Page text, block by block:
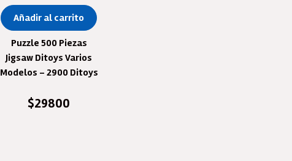
Añadir al carrito
Puzzle 500 Piezas
Jigsaw Ditoys Varios
Modelos – 2900 Ditoys
$29800